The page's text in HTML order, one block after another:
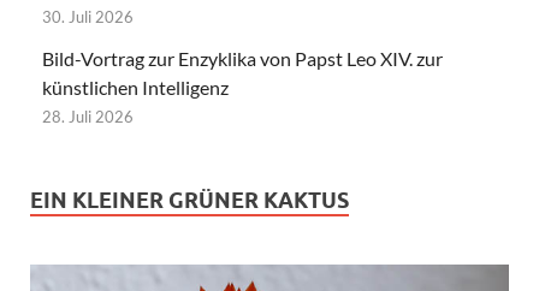
30. Juli 2026
Bild-Vortrag zur Enzyklika von Papst Leo XIV. zur
künstlichen Intelligenz
28. Juli 2026
EIN KLEINER GRÜNER KAKTUS